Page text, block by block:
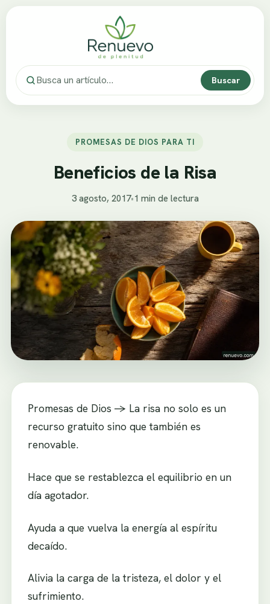
Buscar
PROMESAS DE DIOS PARA TI
Beneficios de la Risa
3 agosto, 2017•1 min de lectura
Promesas de Dios -> La risa no solo es un
recurso gratuito sino que también es
renovable.
Hace que se restablezca el equilibrio en un
día agotador.
Ayuda a que vuelva la energía al espíritu
decaído.
Alivia la carga de la tristeza, el dolor y el
sufrimiento.